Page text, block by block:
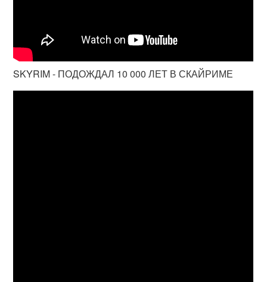
SKYRIM - ПОДОЖДАЛ 10 000 ЛЕТ В СКАЙРИМЕ